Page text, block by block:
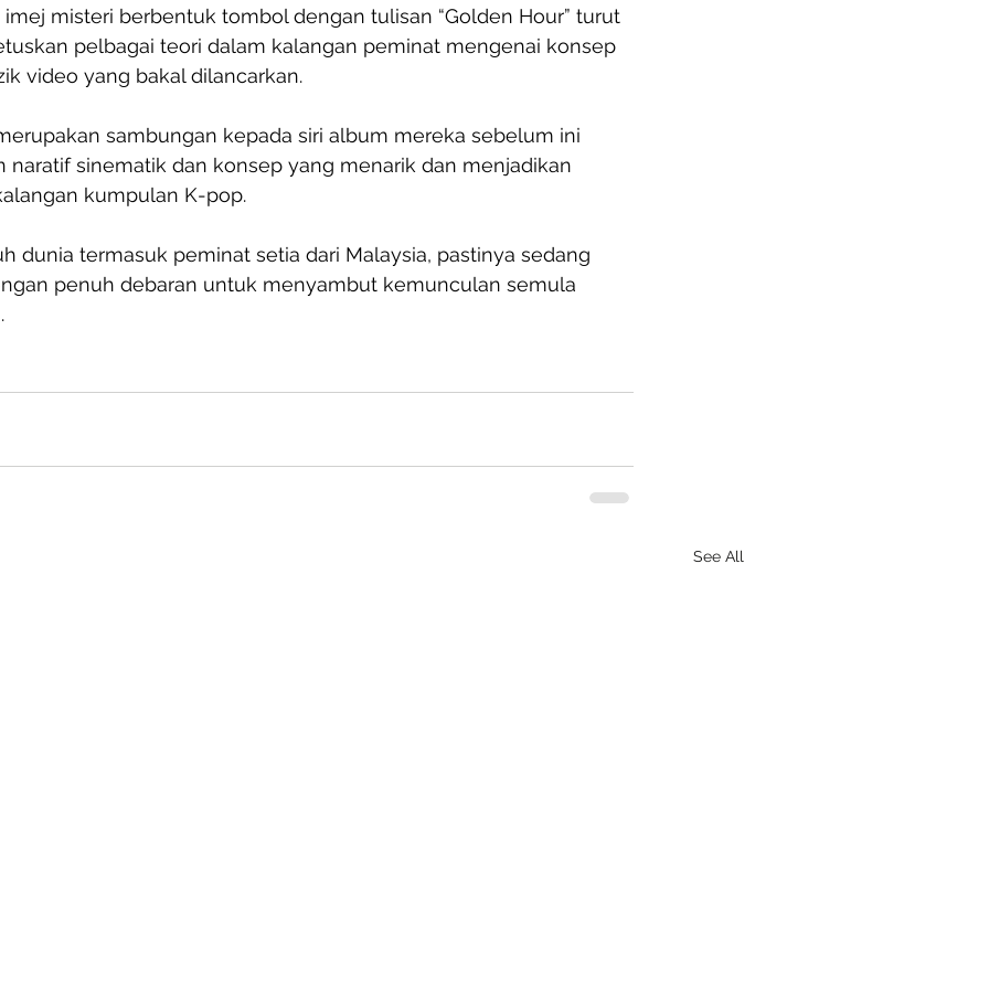
misteri berbentuk tombol dengan tulisan “Golden Hour” turut
pelbagai teori dalam kalangan peminat mengenai konsep
video yang bakal dilancarkan.
sambungan kepada siri album mereka sebelum ini
naratif sinematik dan konsep yang menarik dan menjadikan
kumpulan K-pop.
dunia termasuk peminat setia dari Malaysia, pastinya sedang
penuh debaran untuk menyambut kemunculan semula
See All